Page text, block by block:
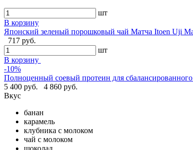
шт
В корзину
Японский зеленый порошковый чай Матча Itoen Uji
717 руб.
шт
В корзину
-10%
Полноценный соевый протеин для
5 400 руб.
4 860 руб.
Вкус
банан
карамель
клубника с молоком
чай с молоком
шоколад